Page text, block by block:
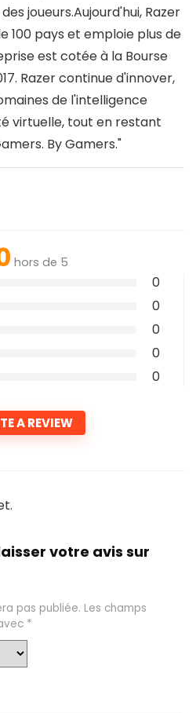
joueurs.Aujourd'hui, Razer
100 pays et emploie plus de
est cotée à la Bourse
Razer continue d'innover,
de l'intelligence
virtuelle, tout en restant
By Gamers."
hors de 5
0
0
0
0
0
A REVIEW
votre avis sur
pas publiée. Les champs
*